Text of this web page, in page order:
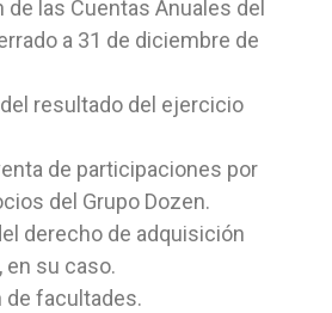
de las Cuentas Anuales del
a 31 de diciembre de
resultado del ejercicio
de participaciones por
del Grupo Dozen.
derecho de adquisición
en su caso.
de facultades.